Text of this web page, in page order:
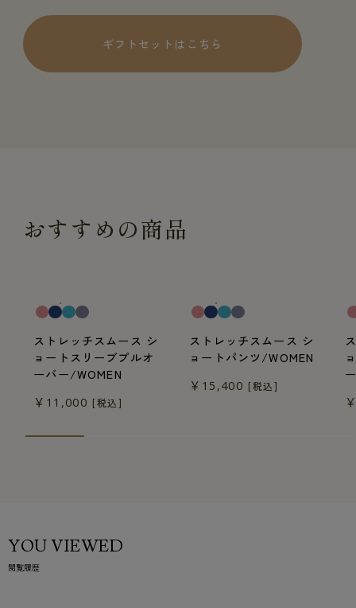
ギフトセットはこちら
おすすめの商品
ストレッチスムース シ
ョートスリーブプルオ
ーバー/WOMEN
￥11,000 [税込]
ストレッチスムース シ
ョートパンツ/WOMEN
￥15,400 [税込]
YOU VIEWED
閲覧履歴